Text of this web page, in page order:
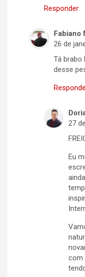
Responder
Fabiano
26 de
Tá brabo
desse
27
Eu
com